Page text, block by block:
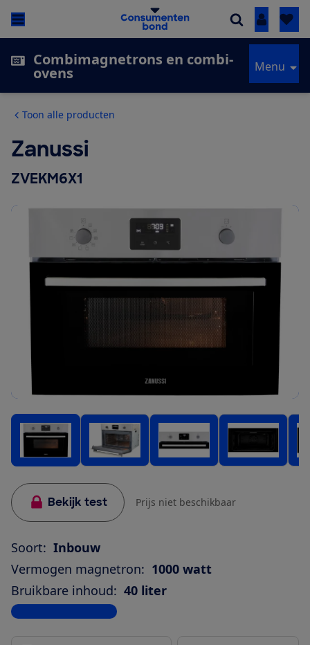
Inloggen
Combimagnetrons en combi-
ovens Menu
Toon alle producten
Zanussi
ZVEKM6X1
Bekijk test Prijs niet beschikbaar
Soort: Inbouw
Vermogen magnetron: 1000 watt
Bruikbare inhoud: 40 liter
Bekijk alle specificaties